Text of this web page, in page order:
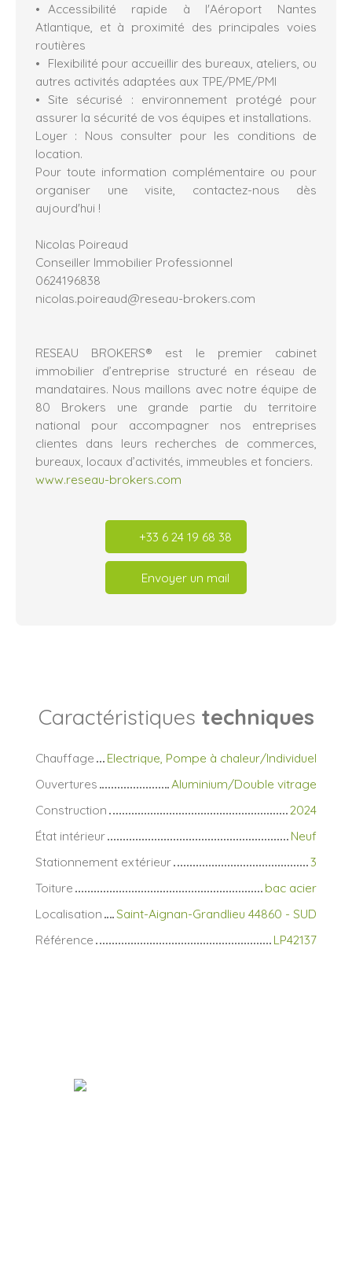
Accessibilité rapide à l'Aéroport Nantes
Atlantique, et à proximité des principales voies
routières
Flexibilité pour accueillir des bureaux, ateliers, ou
autres activités adaptées aux TPE/PME/PMI
Site sécurisé : environnement protégé pour
assurer la sécurité de vos équipes et installations.
Loyer : Nous consulter pour les conditions de
location.
Pour toute information complémentaire ou pour
organiser une visite, contactez-nous dès
aujourd'hui !
Nicolas Poireaud
Conseiller Immobilier Professionnel
0624196838
nicolas.poireaud@reseau-brokers.com
RESEAU BROKERS® est le premier cabinet
immobilier d’entreprise structuré en réseau de
mandataires. Nous maillons avec notre équipe de
80 Brokers une grande partie du territoire
national pour accompagner nos entreprises
clientes dans leurs recherches de commerces,
bureaux, locaux d’activités, immeubles et fonciers.
www.reseau-brokers.com
+33 6 24 19 68 38
Envoyer un mail
Caractéristiques techniques
Chauffage
Electrique, Pompe à chaleur/Individuel
Ouvertures
Aluminium/Double vitrage
Construction
2024
État intérieur
Neuf
Stationnement extérieur
3
Toiture
bac acier
Localisation
Saint-Aignan-Grandlieu 44860 - SUD
Référence
LP42137